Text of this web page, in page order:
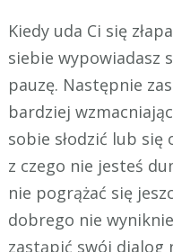
Kiedy uda Ci się
siebie wypowiadasz
pauzę. Następnie
bardziej
sobie słodzić lub się
z czego nie jesteś
nie pogrążać się
dobrego nie
zastąpić swój dialog